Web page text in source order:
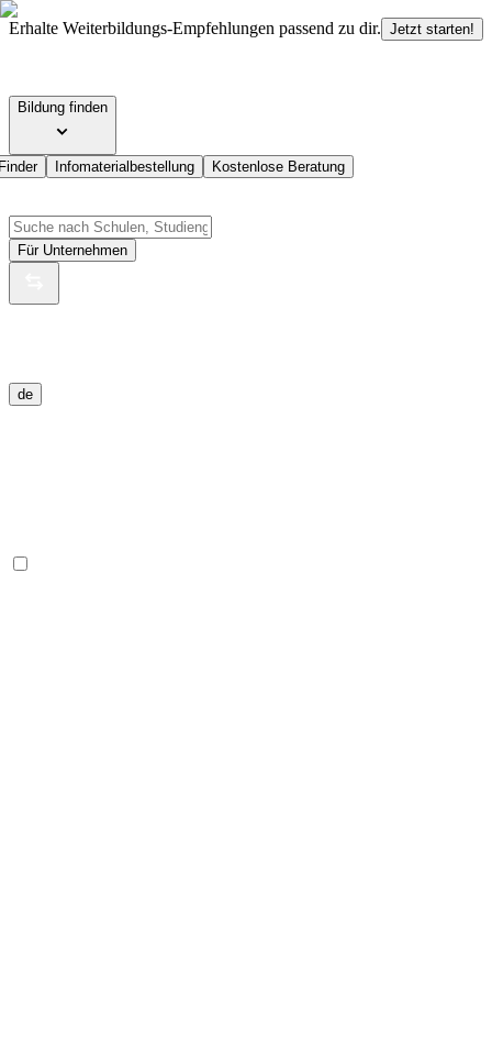
Erhalte Weiterbildungs-Empfehlungen passend zu dir. Jetzt starten!
Bildung finden
Infomaterialbestellung Kostenlose Beratung
Für Unternehmen
de